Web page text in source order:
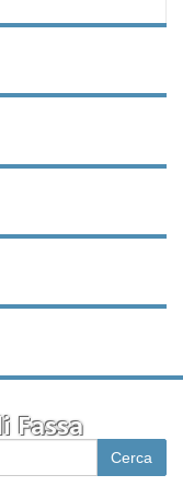
Fassa